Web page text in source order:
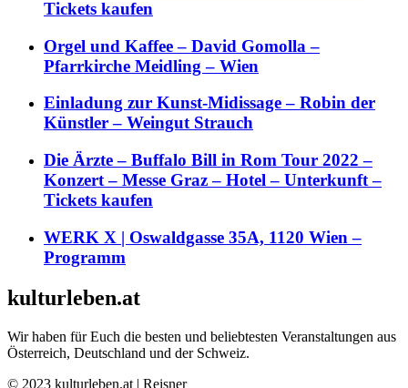
Tickets kaufen
Orgel und Kaffee – David Gomolla –
Pfarrkirche Meidling – Wien
Einladung zur Kunst-Midissage – Robin der
Künstler – Weingut Strauch
Die Ärzte – Buffalo Bill in Rom Tour 2022 –
Konzert – Messe Graz – Hotel – Unterkunft –
Tickets kaufen
WERK X | Oswaldgasse 35A, 1120 Wien –
Programm
kulturleben.at
Wir haben für Euch die besten und beliebtesten Veranstaltungen aus
Österreich, Deutschland und der Schweiz.
© 2023 kulturleben.at | Reisner